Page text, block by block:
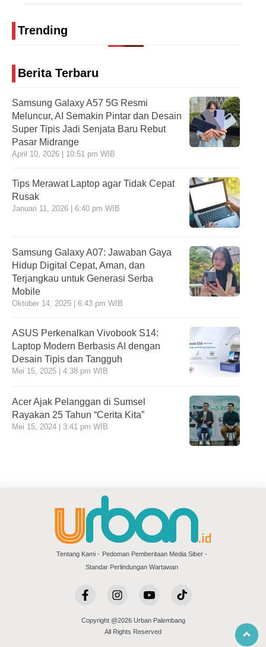
Trending
Berita Terbaru
Samsung Galaxy A57 5G Resmi
Meluncur, AI Semakin Pintar dan Desain
Super Tipis Jadi Senjata Baru Rebut
Pasar Midrange
April 10, 2026 | 10:51 pm WIB
Tips Merawat Laptop agar Tidak Cepat
Rusak
Januari 11, 2026 | 6:40 pm WIB
Samsung Galaxy A07: Jawaban Gaya
Hidup Digital Cepat, Aman, dan
Terjangkau untuk Generasi Serba
Mobile
Oktober 14, 2025 | 6:43 pm WIB
ASUS Perkenalkan Vivobook S14:
Laptop Modern Berbasis AI dengan
Desain Tipis dan Tangguh
Mei 15, 2025 | 4:38 pm WIB
Acer Ajak Pelanggan di Sumsel
Rayakan 25 Tahun “Cerita Kita”
Mei 15, 2024 | 3:41 pm WIB
Tentang Kami
Pedoman Pemberitaan Media Siber
Standar Perlindungan Wartawan
Copyright @2026 Urban Palembang
All Rights Reserved